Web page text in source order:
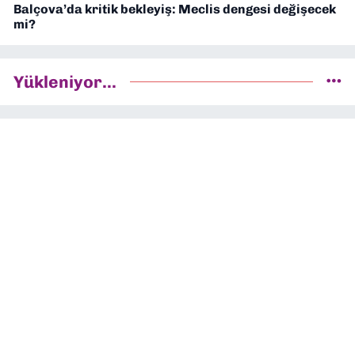
Balçova’da kritik bekleyiş: Meclis dengesi değişecek
mi?
Yükleniyor...